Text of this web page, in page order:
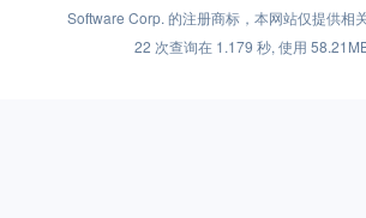
Software Corp. 的注册商标，本网站仅提供相
22 次查询在 1.179 秒, 使用